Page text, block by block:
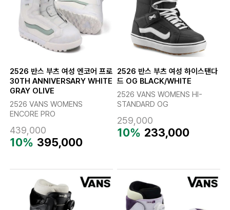
2526 반스 부츠 여성 엔코어 프로
30TH ANNIVERSARY WHITE
GRAY OLIVE
2526 VANS WOMENS
ENCORE PRO
439,000
10% 395,000
2526 반스 부츠 여성 하이스탠다
드 OG BLACK/WHITE
2526 VANS WOMENS HI-
STANDARD OG
259,000
10% 233,000